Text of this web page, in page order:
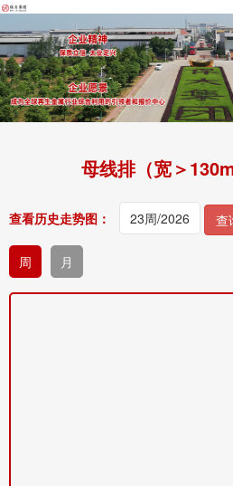
母线排（宽＞
查看历史走势图： 查
周 月